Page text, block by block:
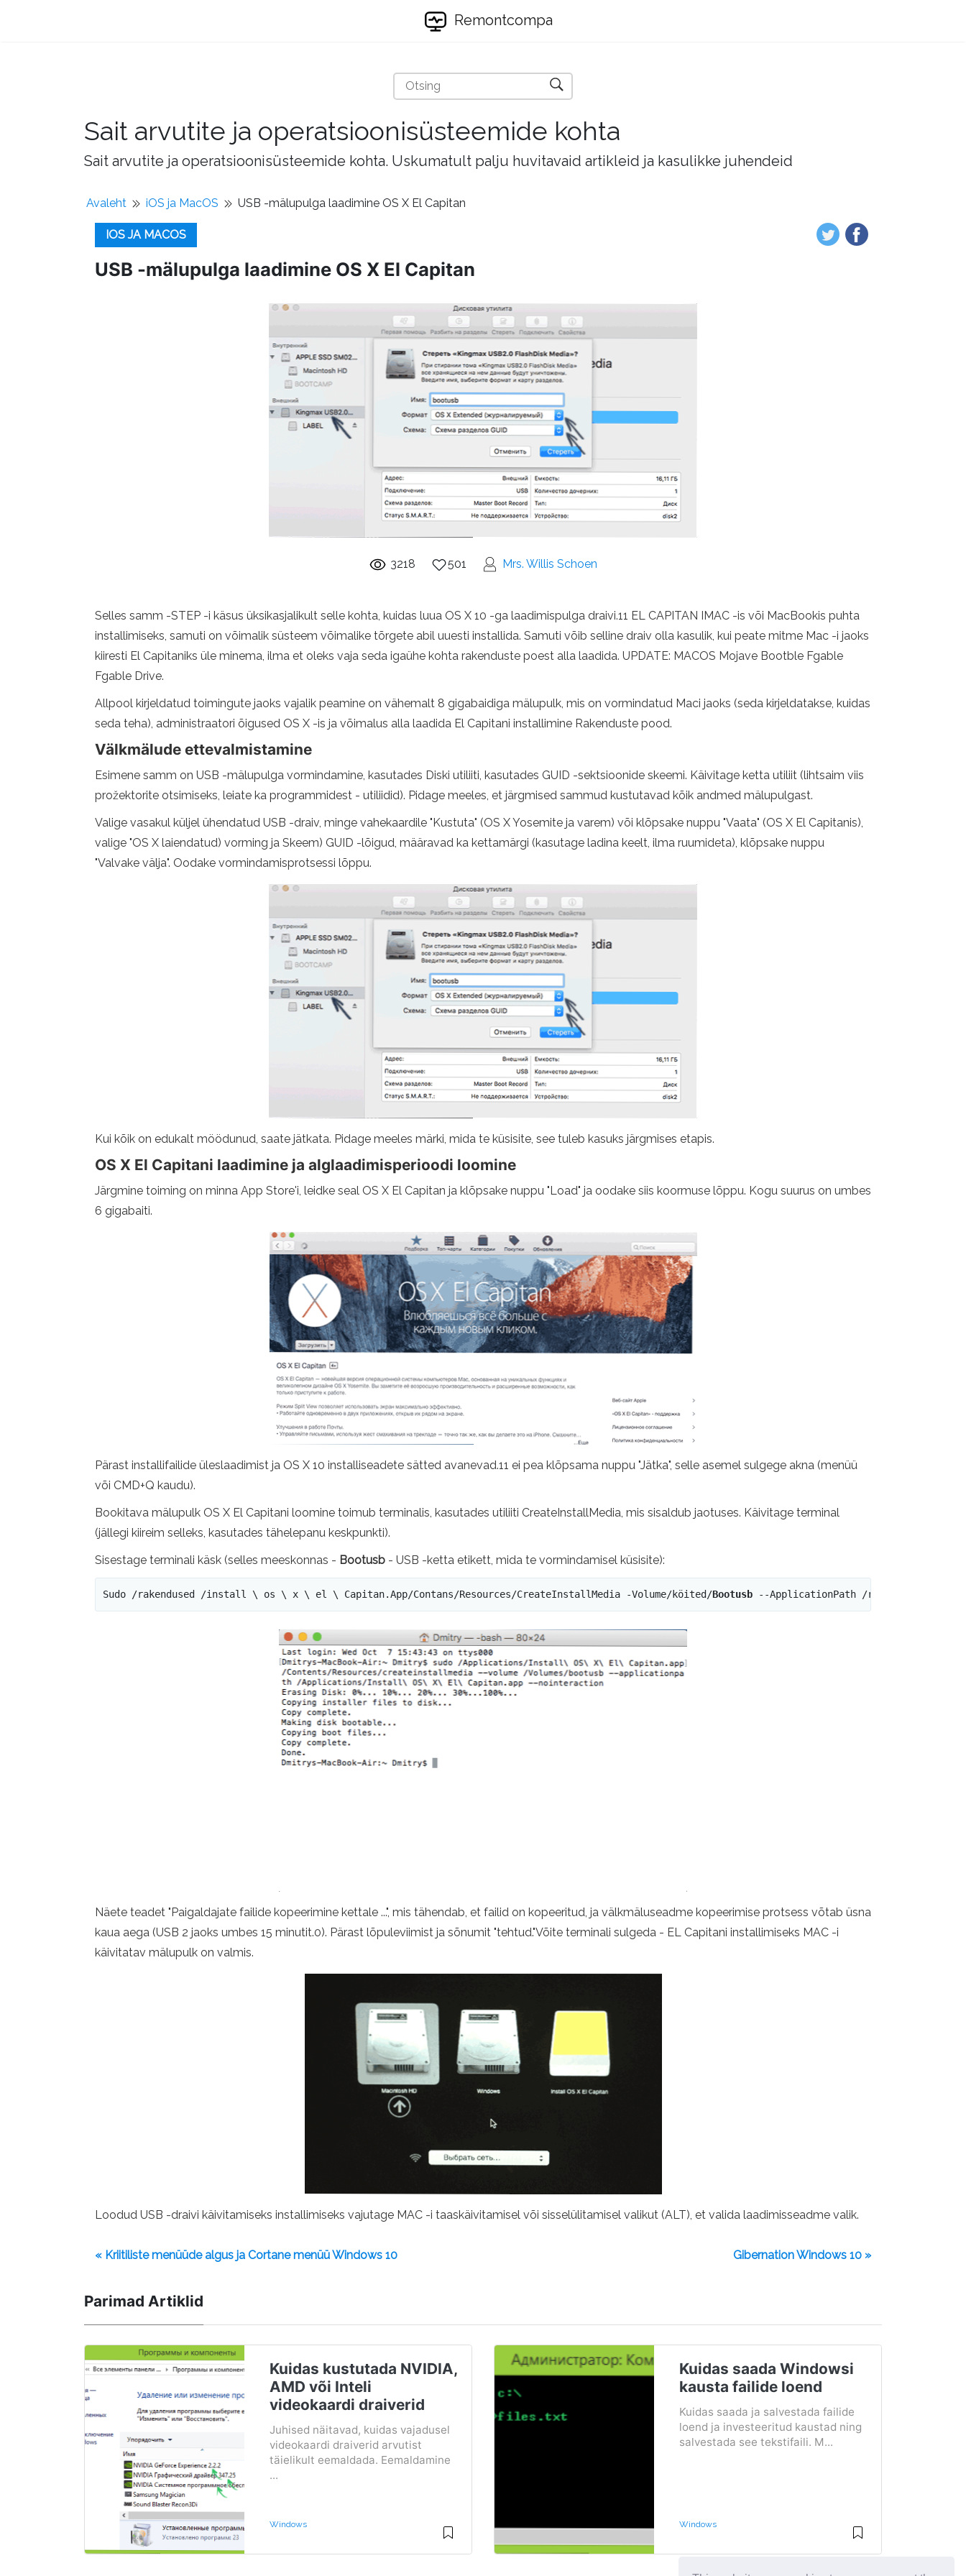
Remontcompa
Sait arvutite ja operatsioonisüsteemide kohta
Sait arvutite ja operatsioonisüsteemide kohta. Uskumatult palju huvitavaid artikleid ja kasulikke juhendeid
Avaleht iOS ja MacOS USB -mälupulga laadimine OS X El Capitan
IOS JA MACOS
USB -mälupulga laadimine OS X El Capitan
3218 501 Mrs. Willis Schoen
Selles samm -STEP -i käsus üksikasjalikult selle kohta, kuidas luua OS X 10 -ga laadimispulga draivi.11 EL CAPITAN IMAC -is või MacBookis puhta
installimiseks, samuti on võimalik süsteem võimalike tõrgete abil uuesti installida. Samuti võib selline draiv olla kasulik, kui peate mitme Mac -i jaoks
kiiresti El Capitaniks üle minema, ilma et oleks vaja seda igaühe kohta rakenduste poest alla laadida. UPDATE: MACOS Mojave Bootble Fgable
Fgable Drive.
Allpool kirjeldatud toimingute jaoks vajalik peamine on vähemalt 8 gigabaidiga mälupulk, mis on vormindatud Maci jaoks (seda kirjeldatakse, kuidas
seda teha), administraatori õigused OS X -is ja võimalus alla laadida El Capitani installimine Rakenduste pood.
Välkmälude ettevalmistamine
Esimene samm on USB -mälupulga vormindamine, kasutades Diski utiliiti, kasutades GUID -sektsioonide skeemi. Käivitage ketta utiliit (lihtsaim viis
prožektorite otsimiseks, leiate ka programmidest - utiliidid). Pidage meeles, et järgmised sammud kustutavad kõik andmed mälupulgast.
Valige vasakul küljel ühendatud USB -draiv, minge vahekaardile "Kustuta" (OS X Yosemite ja varem) või klõpsake nuppu "Vaata" (OS X El Capitanis),
valige "OS X laiendatud) vorming ja Skeem) GUID -lõigud, määravad ka kettamärgi (kasutage ladina keelt, ilma ruumideta), klõpsake nuppu
"Valvake välja". Oodake vormindamisprotsessi lõppu.
Kui kõik on edukalt möödunud, saate jätkata. Pidage meeles märki, mida te küsisite, see tuleb kasuks järgmises etapis.
OS X El Capitani laadimine ja alglaadimisperioodi loomine
Järgmine toiming on minna App Store'i, leidke seal OS X El Capitan ja klõpsake nuppu "Load" ja oodake siis koormuse lõppu. Kogu suurus on umbes
6 gigabaiti.
Pärast installifailide üleslaadimist ja OS X 10 installiseadete sätted avanevad.11 ei pea klõpsama nuppu "Jätka", selle asemel sulgege akna (menüü
või CMD+Q kaudu).
Bookitava mälupulk OS X El Capitani loomine toimub terminalis, kasutades utiliiti CreateInstallMedia, mis sisaldub jaotuses. Käivitage terminal
(jällegi kiireim selleks, kasutades tähelepanu keskpunkti).
Sisestage terminali käsk (selles meeskonnas - Bootusb - USB -ketta etikett, mida te vormindamisel küsisite):
Sudo /rakendused /install \ os \ x \ el \ Capitan.App/Contans/Resources/CreateInstallMedia -Volume/köited/Bootusb --ApplicationPath /rakendused /
Näete teadet "Paigaldajate failide kopeerimine kettale ...", mis tähendab, et failid on kopeeritud, ja välkmäluseadme kopeerimise protsess võtab üsna
kaua aega (USB 2 jaoks umbes 15 minutit.0). Pärast lõpuleviimist ja sõnumit "tehtud."Võite terminali sulgeda - EL Capitani installimiseks MAC -i
käivitatav mälupulk on valmis.
Loodud USB -draivi käivitamiseks installimiseks vajutage MAC -i taaskäivitamisel või sisselülitamisel valikut (ALT), et valida laadimisseadme valik.
« Kriitiliste menüüde algus ja Cortane menüü Windows 10 Gibernation Windows 10 »
Parimad Artiklid
Kuidas kustutada NVIDIA,
AMD või Inteli
videokaardi draiverid
Juhised näitavad, kuidas vajadusel
videokaardi draiverid arvutist
täielikult eemaldada. Eemaldamine
...
Windows
Kuidas saada Windowsi
kausta failide loend
Kuidas saada ja salvestada failide
loend ja investeeritud kaustad ning
salvestada see tekstifaili. M...
Windows